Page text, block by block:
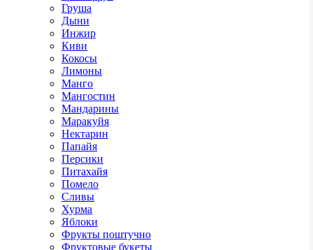
Груша
Дыни
Инжир
Киви
Кокосы
Лимоны
Манго
Мангостин
Мандарины
Маракуйя
Нектарин
Папайя
Персики
Питахайя
Помело
Сливы
Хурма
Яблоки
Фрукты поштучно
Фруктовые букеты